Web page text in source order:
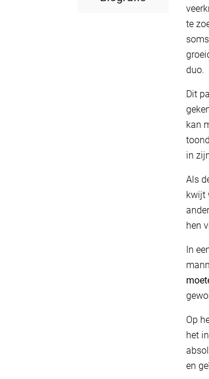
te
duo.
Dit
kan
in
Als
kwijt
hen
In
Op
het
en